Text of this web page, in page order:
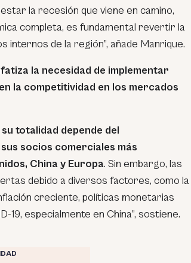
la recesión que viene en camino,
completa, es fundamental revertir la
internos de la región”, añade Manrique.
la necesidad de implementar
la competitividad en los mercados
totalidad depende del
socios comerciales más
China y Europa. Sin embargo, las
debido a diversos factores, como la
creciente, políticas monetarias
especialmente en China”, sostiene.